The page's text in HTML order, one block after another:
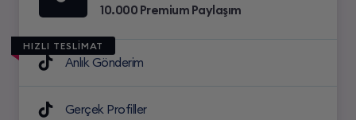
10.000 Premium Paylaşım
HIZLI TESLİMAT
Anlık Gönderim
Gerçek Profiller